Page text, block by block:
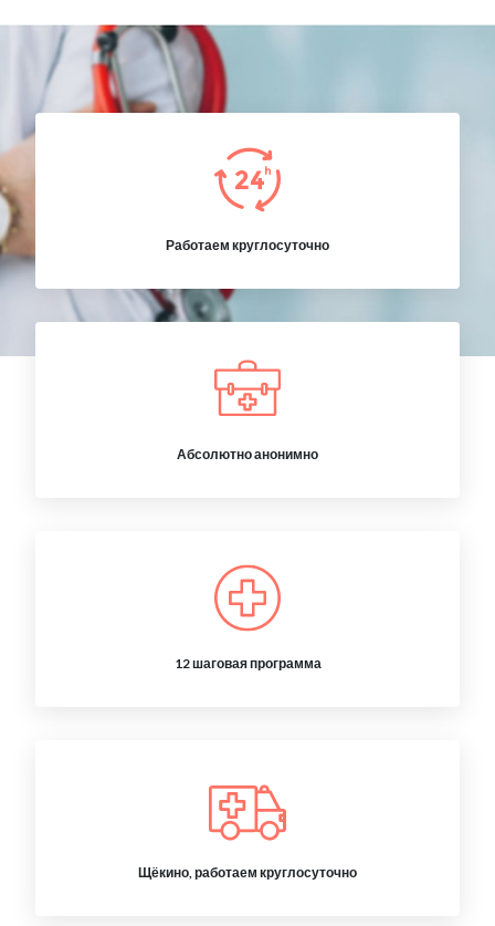
Работаем круглосуточно
Абсолютно анонимно
12 шаговая программа
Щёкино, работаем круглосуточно